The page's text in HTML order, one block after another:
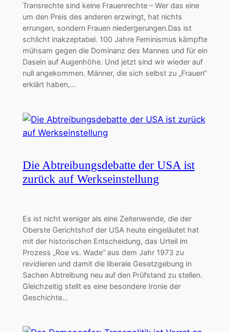
Transrechte sind keine Frauenrechte – Wer das eine
um den Preis des anderen erzwingt, hat nichts
errungen, sondern Frauen niedergerungen.Das ist
schlicht inakzeptabel. 100 Jahre Feminismus kämpfte
mühsam gegen die Dominanz des Mannes und für ein
Dasein auf Augenhöhe. Und jetzt sind wir wieder auf
null angekommen. Männer, die sich selbst zu „Frauen“
erklärt haben,…
Die Abtreibungsdebatte der USA ist
zurück auf Werkseinstellung
Es ist nicht weniger als eine Zeitenwende, die der
Oberste Gerichtshof der USA heute eingeläutet hat
mit der historischen Entscheidung, das Urteil im
Prozess „Roe vs. Wade“ aus dem Jahr 1973 zu
revidieren und damit die liberale Gesetzgebung in
Sachen Abtreibung neu auf den Prüfstand zu stellen.
Gleichzeitig stellt es eine besondere Ironie der
Geschichte…